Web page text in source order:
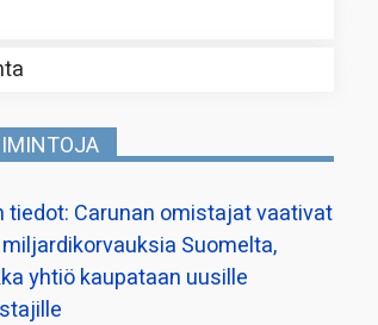
tiedot: Carunan omistajat vaativat
Suomelta,
yhtiö kaupataan uusille